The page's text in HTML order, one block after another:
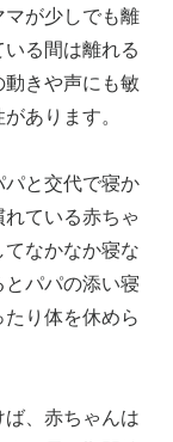
マが少しでも離
る間は離れる
きや声にも敏
あります。
と交代で寝か
ている赤ちゃ
なかなか寝な
パパの添い寝
り体を休めら
、赤ちゃんは